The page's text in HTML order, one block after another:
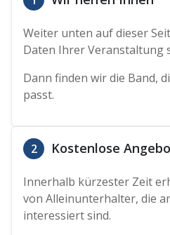
Weiter unten auf dieser
Daten Ihrer Veranstaltung
Dann finden wir die Band,
passt.
2 Kostenlose
Innerhalb kürzester Zeit
von Alleinunterhalter, die
interessiert sind.